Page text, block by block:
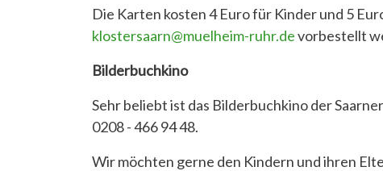
Die Karten kosten 4 Euro für Kinder und 5
klostersaarn@muelheim-ruhr.devorbestellt
Bilderbuchkino
Sehr beliebt ist das Bilderbuchkino der
0208 - 466 94 48.
Wir möchten gerne den Kindern und ihren